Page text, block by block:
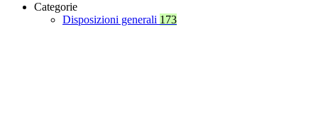
Categorie
Disposizioni generali 173